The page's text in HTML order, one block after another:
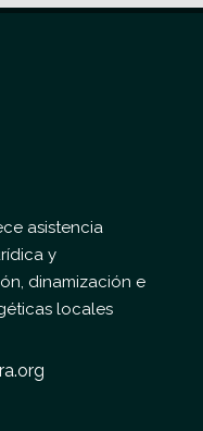
asistencia
y
dinamización e
locales